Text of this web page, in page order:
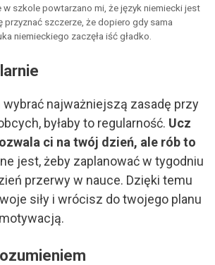
w szkole powtarzano mi, że język niemiecki jest
przyznać szczerze, że dopiero gdy sama
niemieckiego zaczęła iść gładko.
wybrać najważniejszą zasadę przy
byłaby to regularność. Ucz
ci na twój dzień, ale rób to
jest, żeby zaplanować w tygodniu
przerwy w nauce. Dzięki temu
siły i wrócisz do twojego planu